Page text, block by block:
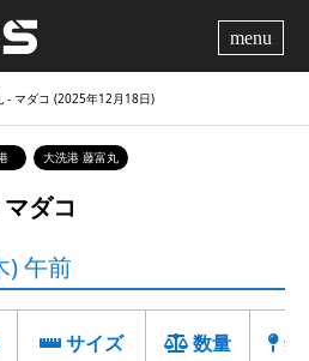
‐ マダコ (2025年12月18日)
大洗港 藤富丸
ダコ
) 午前
サイズ 数量 釣